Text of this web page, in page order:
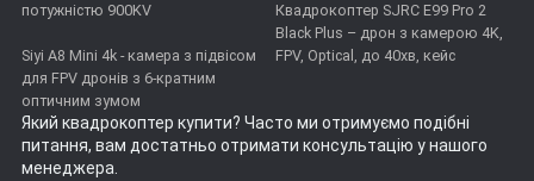
потужністю 900KV
Siyi A8 Mini 4k - камера з підвісом
для FPV дронів з 6-кратним
оптичним зумом
Квадрокоптер SJRC E99 Pro 2
Black Plus – дрон з камерою 4K,
FPV, Optical, до 40хв, кейс
Який квадрокоптер купити? Часто ми отримуємо подібні
питання, вам достатньо отримати консультацію у нашого
менеджера.